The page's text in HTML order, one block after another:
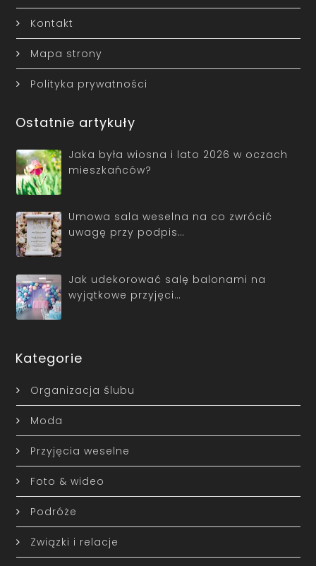
Kontakt
Mapa strony
Polityka prywatności
Ostatnie artykuły
Jaka była wiosna i lato 2026 w oczach
mieszkańców?
Umowa sala weselna na co zwrócić
uwagę przy podpis…
Jak udekorować salę balonami na
wyjątkowe przyjęci…
Kategorie
Organizacja ślubu
Moda
Przyjęcia weselne
Foto & wideo
Podróże
Związki i relacje